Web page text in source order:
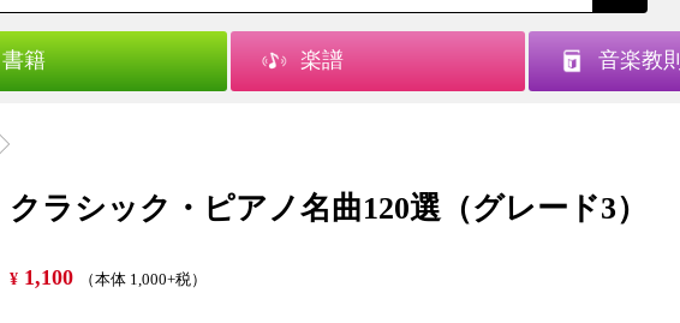
書籍 楽譜 音楽教則
クラシック・ピアノ名曲120選（グレード3）
¥ 1,100 （本体 1,000+税）